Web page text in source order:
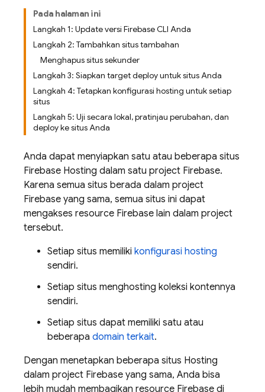
Pada halaman ini
Langkah 1: Update versi Firebase CLI Anda
Langkah 2: Tambahkan situs tambahan
Menghapus situs sekunder
Langkah 3: Siapkan target deploy untuk situs Anda
Langkah 4: Tetapkan konfigurasi hosting untuk setiap
situs
Langkah 5: Uji secara lokal, pratinjau perubahan, dan
deploy ke situs Anda
Anda dapat menyiapkan satu atau beberapa situs
Firebase Hosting dalam satu project Firebase.
Karena semua situs berada dalam project
Firebase yang sama, semua situs ini dapat
mengakses resource Firebase lain dalam project
tersebut.
Setiap situs memiliki konfigurasi hosting
sendiri.
Setiap situs menghosting koleksi kontennya
sendiri.
Setiap situs dapat memiliki satu atau
beberapa domain terkait.
Dengan menetapkan beberapa situs Hosting
dalam project Firebase yang sama, Anda bisa
lebih mudah membagikan resource Firebase di